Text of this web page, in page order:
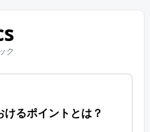
ク
るポイントとは？